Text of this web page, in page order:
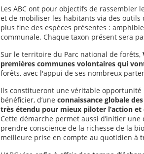
Les ABC ont pour objectifs de
et de mobiliser les habitants via des outils
plus fine des espèces présentes :
communale. Chaque taxon présent sera
Sur le territoire du Parc national de forêts,
premières communes volontaires qui
forêts, avec l'appui de ses nombreux
Ils constitueront une véritable
bénéficier, d’une connaissance globale
très étendu pour mieux piloter l’action et
Cette démarche permet aussi d’initier
prendre conscience de la richesse de la
meilleure prise en compte au quotidien à